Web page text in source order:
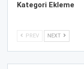
Kategori Ekleme
PREV NEXT